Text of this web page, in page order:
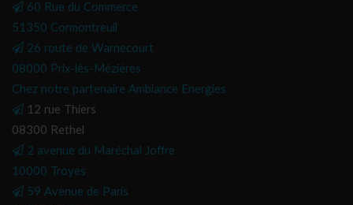
60 Rue du Commerce
51350 Cormontreuil
26 route de Warnecourt
08000 Prix-lès-Mézières
Chez notre partenaire Ambiance Energies
12 rue Thiers
08300 Rethel
2 avenue du Maréchal Joffre
10000 Troyes
59 Avenue de Paris